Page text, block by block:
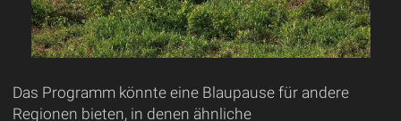
Das Programm könnte eine Blaupause für andere
Regionen bieten, in denen ähnliche